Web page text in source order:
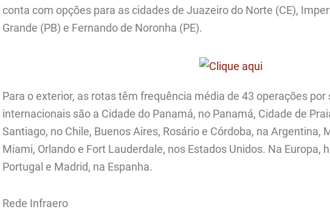
conta com opções para as cidades de Juazeiro do Norte (CE),
Grande (PB) e Fernando de Noronha (PE).
Para o exterior, as rotas têm frequência média de 43 operações
internacionais são a Cidade do Panamá, no Panamá, Cidade de
Santiago, no Chile, Buenos Aires, Rosário e Córdoba, na Argentina,
Miami, Orlando e Fort Lauderdale, nos Estados Unidos. Na Europa,
Portugal e Madrid, na Espanha.
Rede Infraero